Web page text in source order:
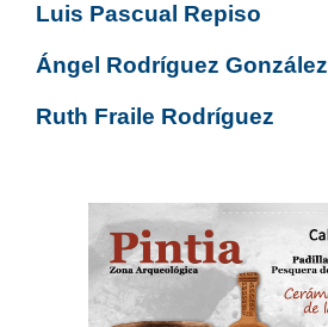
Luis Pascual Repiso
Ángel Rodríguez González
Ruth Fraile Rodríguez